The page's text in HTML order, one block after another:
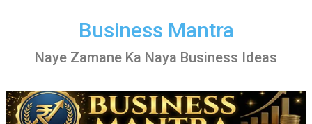
Business Mantra
Naye Zamane Ka Naya Business Ideas